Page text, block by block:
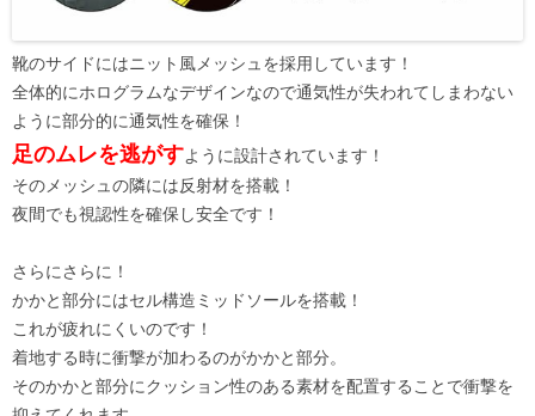
靴のサイドにはニット風メッシュを採用しています！
全体的にホログラムなデザインなので通気性が失われてしまわない
ように部分的に通気性を確保！
足のムレを逃がすように設計されています！
そのメッシュの隣には反射材を搭載！
夜間でも視認性を確保し安全です！
さらにさらに！
かかと部分にはセル構造ミッドソールを搭載！
これが疲れにくいのです！
着地する時に衝撃が加わるのがかかと部分。
そのかかと部分にクッション性のある素材を配置することで衝撃を